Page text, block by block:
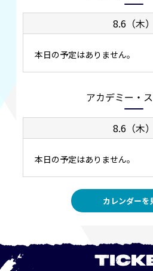
8.6（木）
本日の予定はありません。
アカデミー・
8.6（木）
本日の予定はありません。
カレンダーを